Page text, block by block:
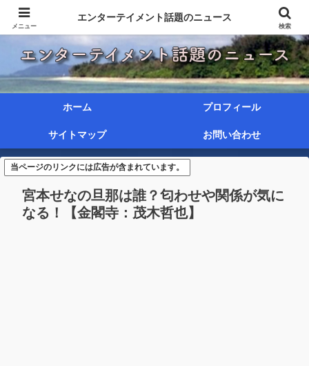
ホーム プロフィール
サイトマップ お問い合わせ
当ページのリンクには広告が含まれています。
宮本せなの旦那は誰？匂わせや関係が気に
なる！【金閣寺：茂木哲也】
メニュー
エンターテイメント話題のニュース
検索